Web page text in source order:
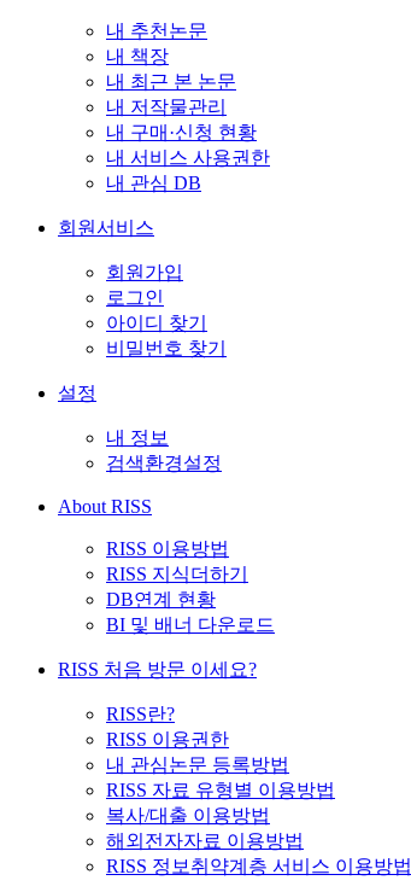
내 추천논문
내 책장
내 최근 본 논문
내 저작물관리
내 구매·신청 현황
내 서비스 사용권한
내 관심 DB
회원서비스
회원가입
로그인
아이디 찾기
비밀번호 찾기
설정
내 정보
검색환경설정
About RISS
RISS 이용방법
RISS 지식더하기
DB연계 현황
BI 및 배너 다운로드
RISS 처음 방문 이세요?
RISS란?
RISS 이용권한
내 관심논문 등록방법
RISS 자료 유형별 이용방법
복사/대출 이용방법
해외전자자료 이용방법
RISS 정보취약계층 서비스 이용방법